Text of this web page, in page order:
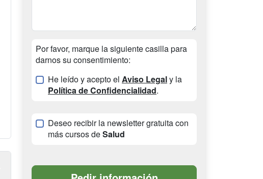
Por favor, marque la siguiente casilla para
darnos su consentimiento:
He leído y acepto el Aviso Legaly la
Política de Confidencialidad.
Deseo recibir la newsletter gratuita con
más cursos deSalud